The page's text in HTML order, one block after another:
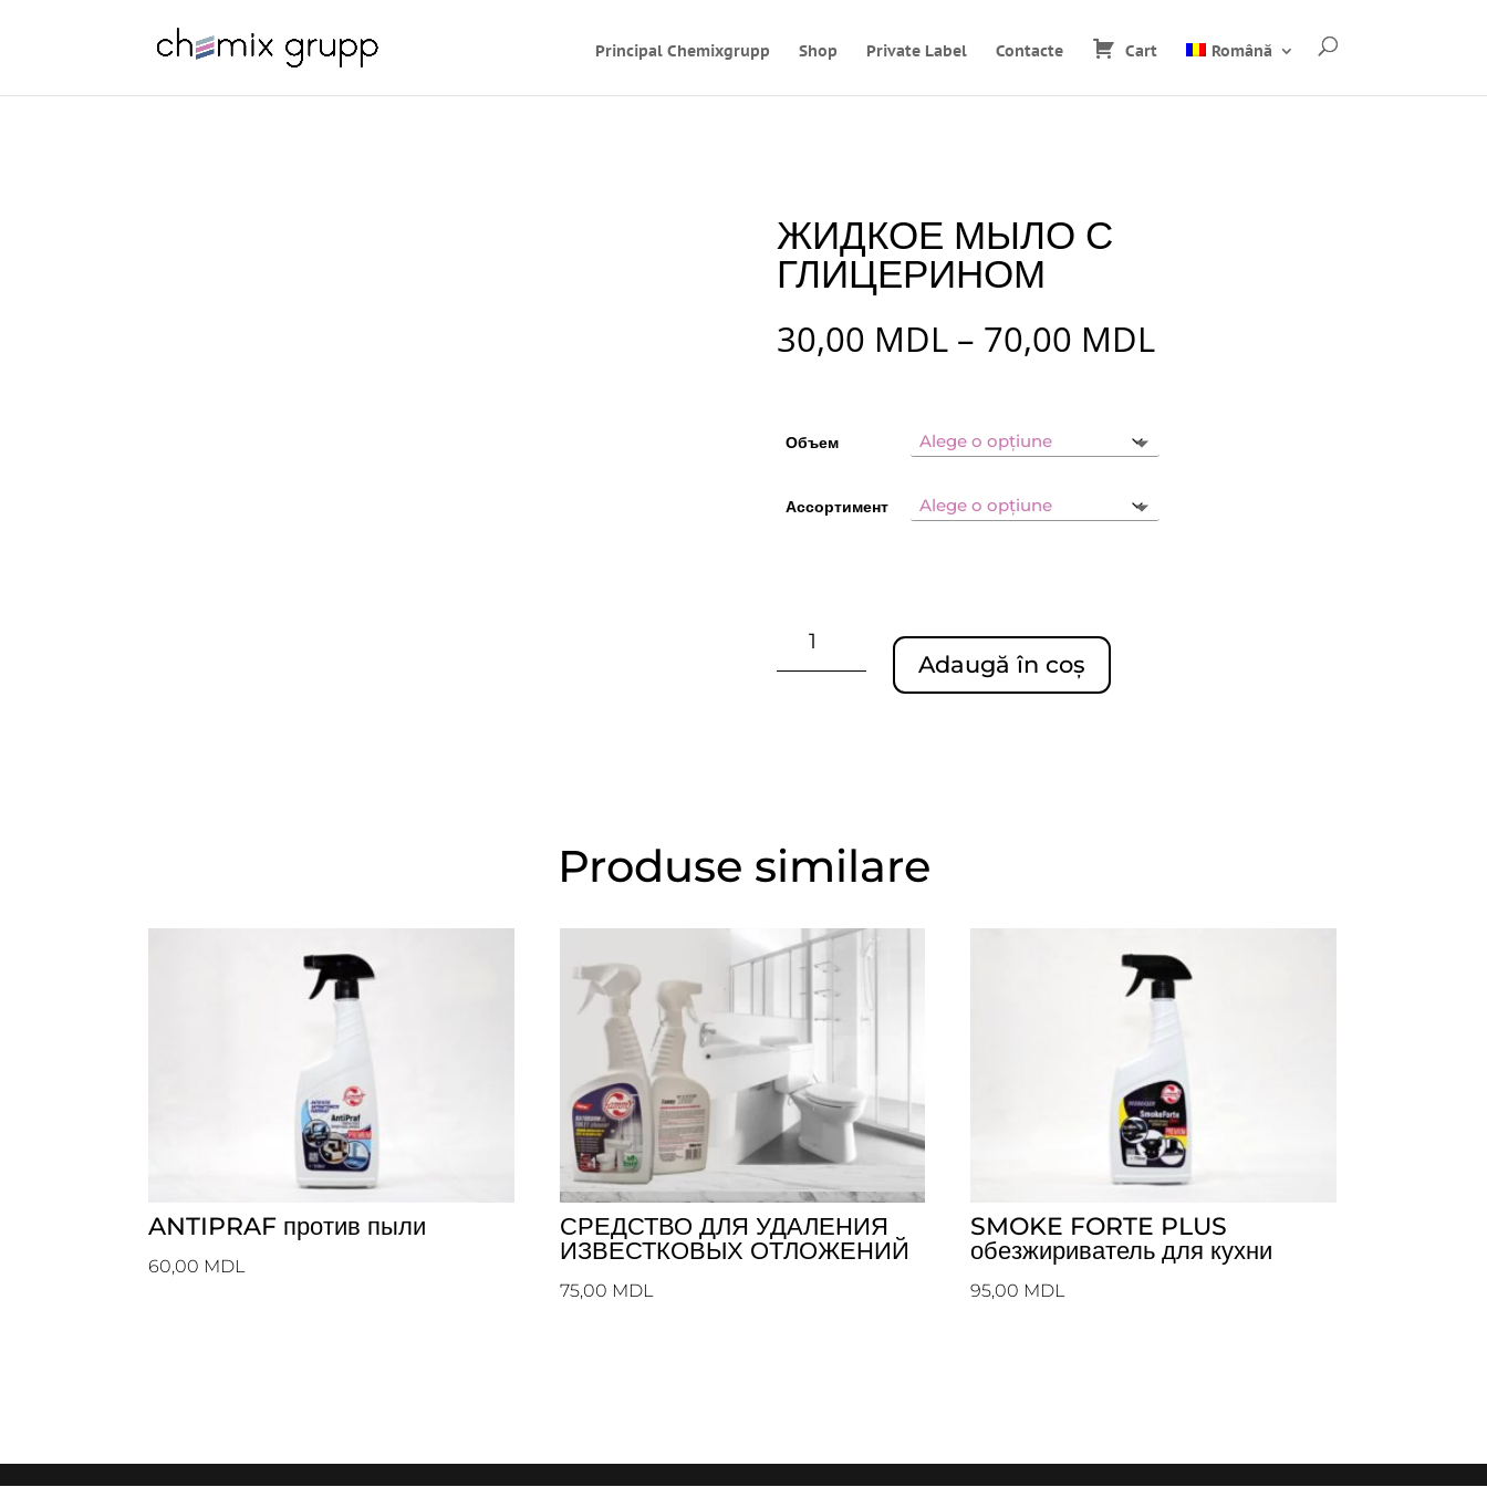
Principal Chemixgrupp Shop Private Label Contacte Cart Română
ЖИДКОЕ МЫЛО С
ГЛИЦЕРИНОМ
30,00 MDL – 70,00 MDLInterval
de
la
Объем
Ассортимент
ЖИДКОЕ
МЫЛО
Adaugă în coș
Produse similare
ANTIPRAF против пыли
60,00 MDL
СРЕДСТВО ДЛЯ УДАЛЕНИЯ
ИЗВЕСТКОВЫХ ОТЛОЖЕНИЙ
75,00 MDL
SMOKE FORTE PLUS
обезжириватель для кухни
95,00 MDL